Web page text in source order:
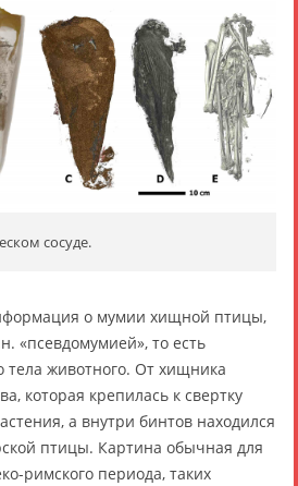
сосуде.
о мумии хищной птицы,
«псевдомумией», то есть
тела животного. От хищника
которая крепилась к свертку
а внутри бинтов находился
птицы. Картина обычная для
римского периода, таких